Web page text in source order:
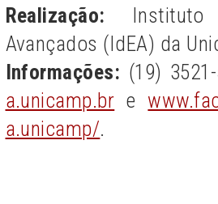
Realização:
Avançados (IdEA) da
Informações: (19)
a.unicamp.br e
a.unicamp/.